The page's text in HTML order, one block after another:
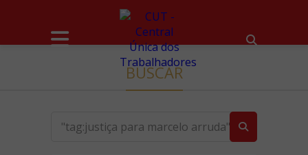
BUSCAR